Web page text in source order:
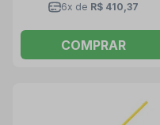
6x de R$ 410,37
COMPRAR